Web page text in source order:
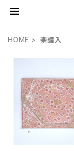
HOME 楽譜入